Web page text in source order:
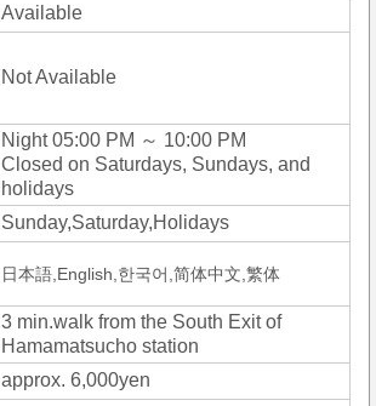
Available
Not Available
Night 05:00 PM ～ 10:00 PM
Closed on Saturdays, Sundays, and
holidays
Sunday,Saturday,Holidays
日本語,English,한국어,简体中文,繁体
3 min.walk from the South Exit of
Hamamatsucho station
approx. 6,000yen